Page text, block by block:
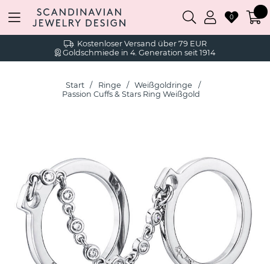
Kostenloser Versand über 79 EUR
Goldschmiede in 4. Generation seit 1914
0
Start Ringe
Weißgoldringe
Passion Cuffs & Stars Ring Weißgold